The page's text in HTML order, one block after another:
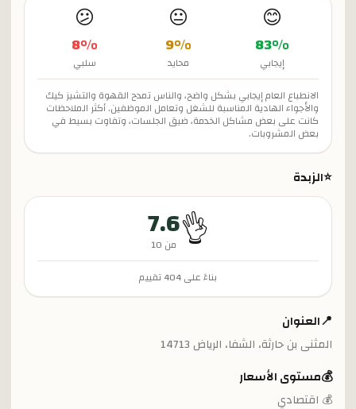
😊
83%
إيجابي
😐
9%
محايد
😕
8%
سلبي
الانطباع العام إيجابي بشكل واضح، والناس تمدح القهوة والتشيز كيك
والأجواء الهادية المناسبة للشغل وتعامل الموظفين. أكثر الملاحظات
كانت على بعض مشاكل الخدمة، ضيق الجلسات، وتفاوت بسيط في
بعض المشروبات.
⭐الزبدة
👌
7.6
من 10
بناءً على404تقييم
📍العنوان
المثنى بن حارثة، الشفا، الرياض 14713
💰مستوى الأسعار
💰 اقتصادي